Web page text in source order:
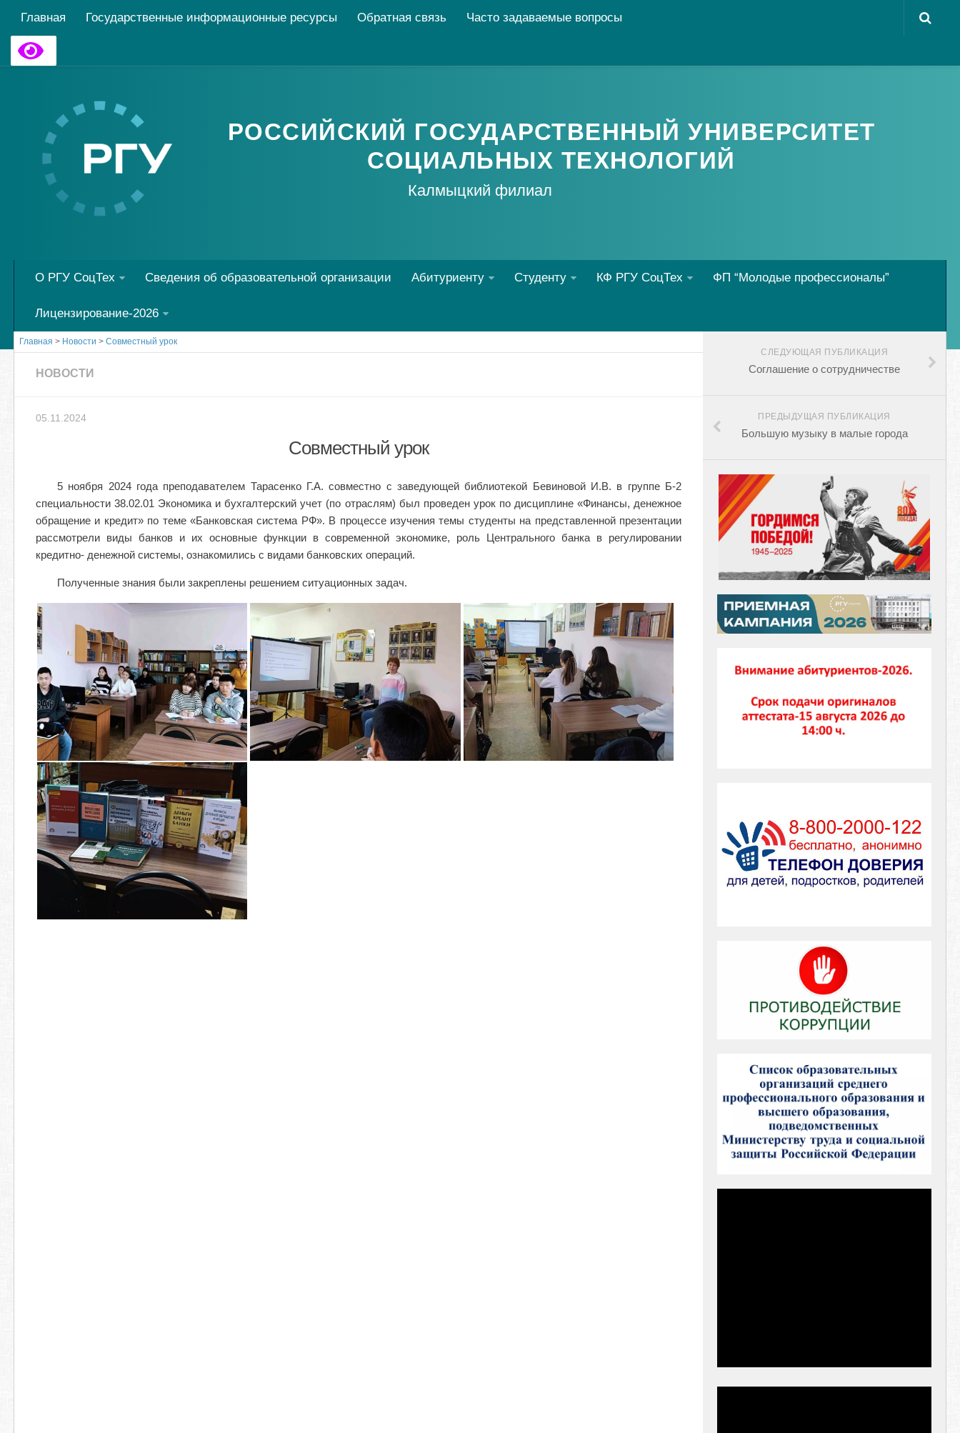
Главная Государственные информационные ресурсы Обратная связь Часто задаваемые вопросы
РОССИЙСКИЙ ГОСУДАРСТВЕННЫЙ УНИВЕРСИТЕТ
СОЦИАЛЬНЫХ ТЕХНОЛОГИЙ
Калмыцкий филиал
О РГУ СоцТех Сведения об образовательной организации Абитуриенту Студенту КФ РГУ СоцТех ФП “Молодые профессионалы”
Лицензирование-2026
Главная > Новости > Совместный урок
НОВОСТИ
05.11.2024
Совместный урок
5 ноября 2024 года преподавателем Тарасенко Г.А. совместно с заведующей библиотекой Бевиновой И.В. в группе Б-2
специальности 38.02.01 Экономика и бухгалтерский учет (по отраслям) был проведен урок по дисциплине «Финансы, денежное
обращение и кредит» по теме «Банковская система РФ». В процессе изучения темы студенты на представленной презентации
рассмотрели виды банков и их основные функции в современной экономике, роль Центрального банка в регулировании
кредитно- денежной системы, ознакомились с видами банковских операций.
Полученные знания были закреплены решением ситуационных задач.
СЛЕДУЮЩАЯ ПУБЛИКАЦИЯ
Соглашение о сотрудничестве
ПРЕДЫДУЩАЯ ПУБЛИКАЦИЯ
Большую музыку в малые города